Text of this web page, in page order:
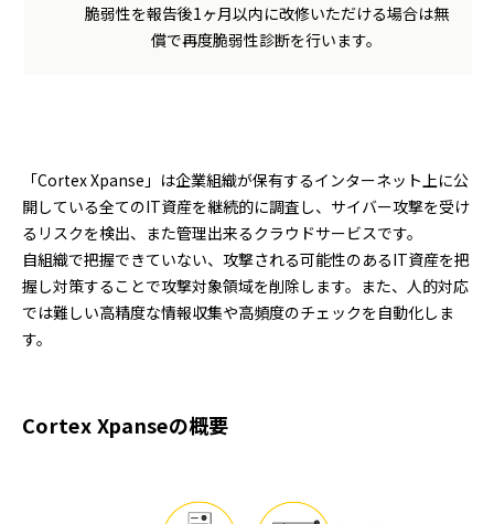
脆弱性を報告後1ヶ月以内に改修いただける場合は無
償で再度脆弱性診断を行います。
「Cortex Xpanse」は企業組織が保有するインターネット上に公
開している全てのIT資産を継続的に調査し、サイバー攻撃を受け
るリスクを検出、また管理出来るクラウドサービスです。
自組織で把握できていない、攻撃される可能性のあるIT資産を把
握し対策することで攻撃対象領域を削除します。また、人的対応
では難しい高精度な情報収集や高頻度のチェックを自動化しま
す。
Cortex Xpanseの概要